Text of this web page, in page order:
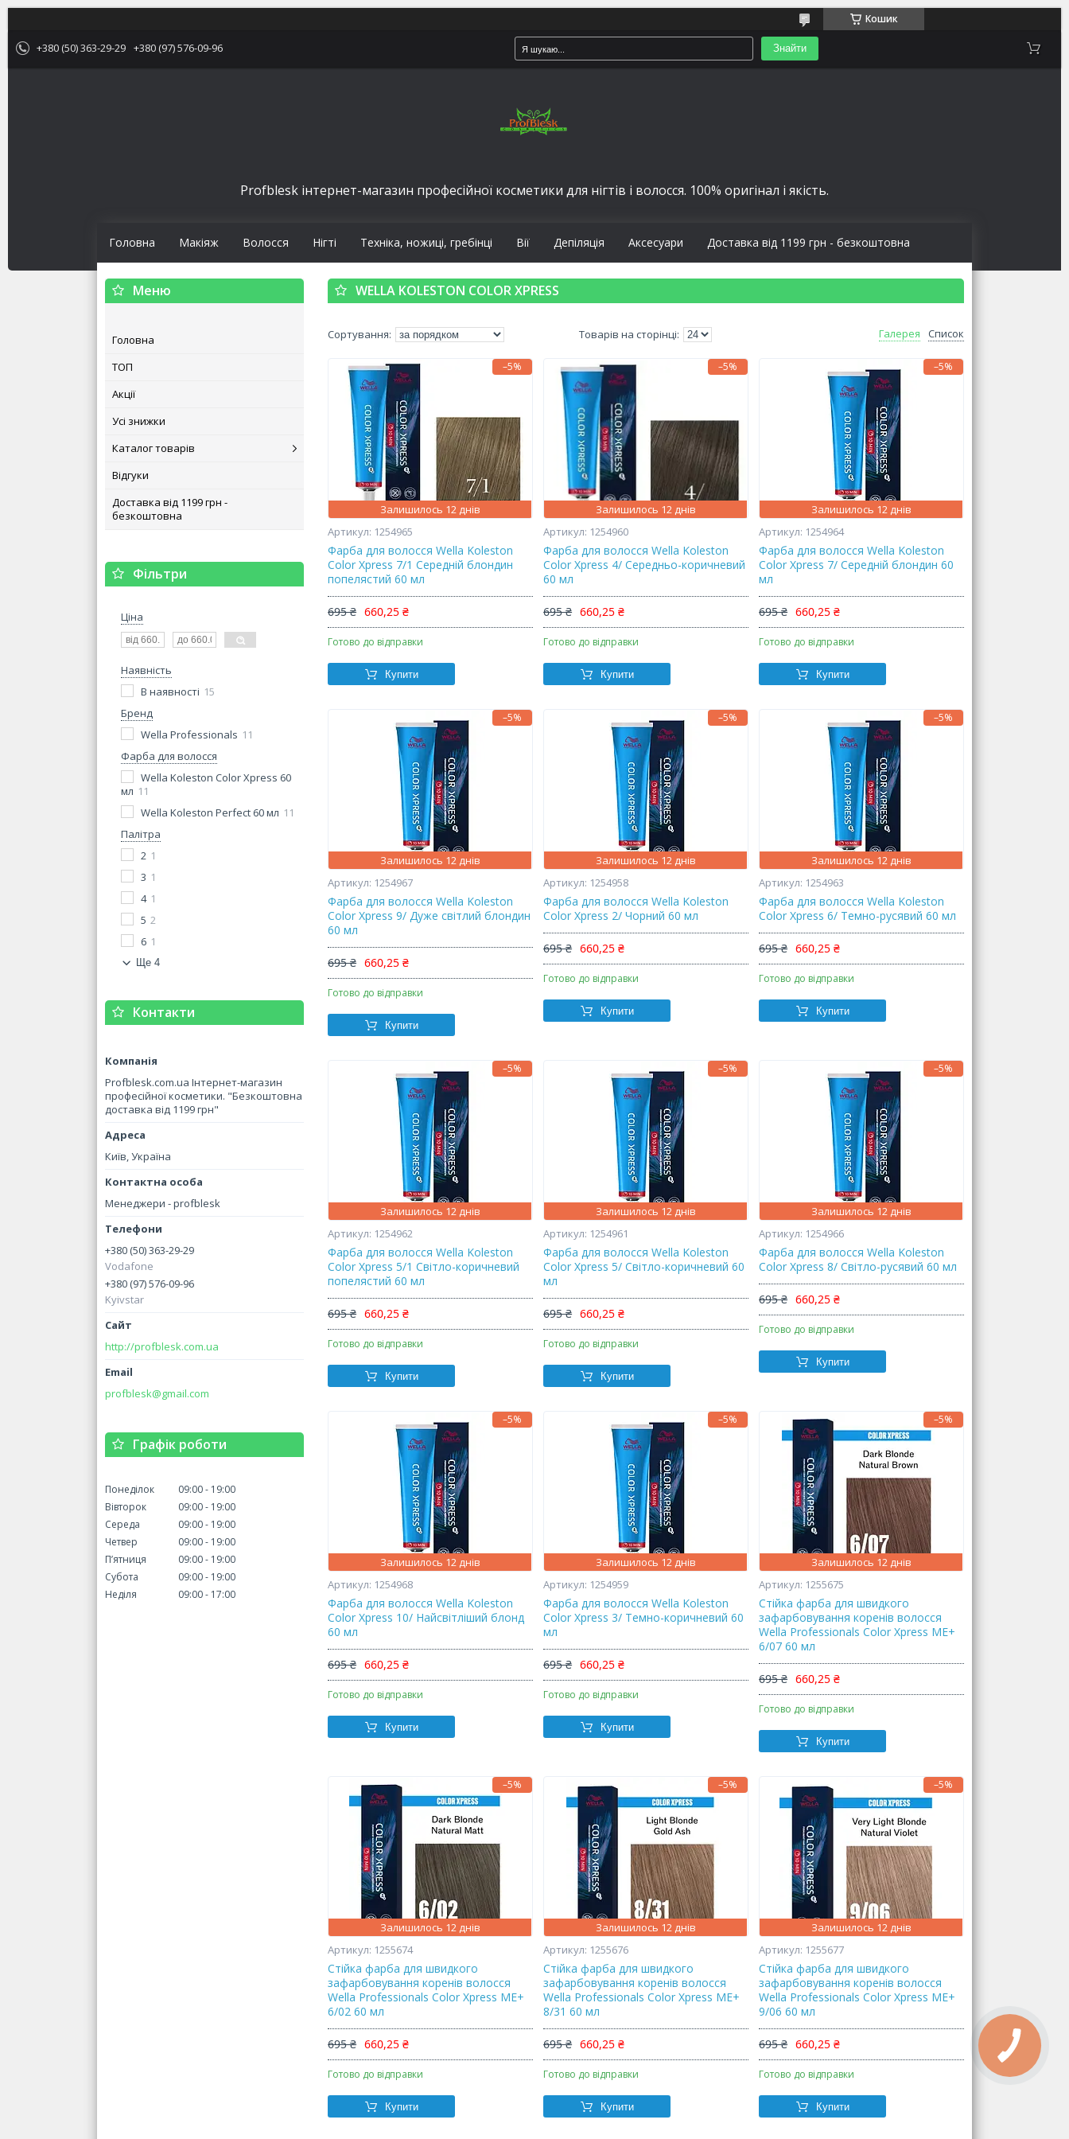
Кошик
+380 (50) 363-29-29 +380 (97) 576-09-96 Знайти
Profblesk інтернет-магазин професійної косметики для нігтів і волосся. 100% оригінал і якість.
Головна Макіяж Волосся Нігті Техніка, ножиці, гребінці Вії Депіляція Аксесуари Доставка від 1199 грн - безкоштовна
Головна
ТОП
Акції
Усі знижки
Каталог товарів
Відгуки
Доставка від 1199 грн -
безкоштовна
Фільтри
Ціна
Наявність
В наявності 15
Бренд
Wella Professionals 11
Фарба для волосся
Wella Koleston Color Xpress 60
мл 11
Wella Koleston Perfect 60 мл 11
Палітра
2 1
3 1
4 1
5 2
6 1
Ще 4
Контакти
Profblesk.com.ua Інтернет-магазин
професійної косметики. "Безкоштовна
доставка від 1199 грн"
Київ, Україна
Менеджери - profblesk
+380 (50) 363-29-29
Vodafone
+380 (97) 576-09-96
Kyivstar
http://profblesk.com.ua
profblesk@gmail.com
Графік роботи
Понеділок 09:00
19:00
Вівторок
09:00
19:00
Середа
09:00
19:00
Четвер
09:00
19:00
Пʼятниця
09:00
19:00
Субота
09:00
19:00
Неділя
09:00 17:00
WELLA KOLESTON COLOR XPRESS
Галерея Список
–5%
Залишилось 12 днів
1254965
Фарба для волосся Wella Koleston
Color Xpress 7/1 Середній блондин
попелястий 60 мл
695 ₴ 660,25 ₴
Готово до відправки
Купити
–5%
Залишилось 12 днів
1254960
Фарба для волосся Wella Koleston
Color Xpress 4/ Середньо-коричневий
60 мл
695 ₴ 660,25 ₴
Готово до відправки
Купити
–5%
Залишилось 12 днів
1254964
Фарба для волосся Wella Koleston
Color Xpress 7/ Середній блондин 60
мл
695 ₴ 660,25 ₴
Готово до відправки
Купити
–5%
Залишилось 12 днів
1254967
Фарба для волосся Wella Koleston
Color Xpress 9/ Дуже світлий блондин
60 мл
695 ₴ 660,25 ₴
Готово до відправки
Купити
–5%
Залишилось 12 днів
1254958
Фарба для волосся Wella Koleston
Color Xpress 2/ Чорний 60 мл
695 ₴ 660,25 ₴
Готово до відправки
Купити
–5%
Залишилось 12 днів
1254963
Фарба для волосся Wella Koleston
Color Xpress 6/ Темно-русявий 60 мл
695 ₴ 660,25 ₴
Готово до відправки
Купити
–5%
Залишилось 12 днів
1254962
Фарба для волосся Wella Koleston
Color Xpress 5/1 Світло-коричневий
попелястий 60 мл
695 ₴ 660,25 ₴
Готово до відправки
Купити
–5%
Залишилось 12 днів
1254961
Фарба для волосся Wella Koleston
Color Xpress 5/ Світло-коричневий 60
мл
695 ₴ 660,25 ₴
Готово до відправки
Купити
–5%
Залишилось 12 днів
1254966
Фарба для волосся Wella Koleston
Color Xpress 8/ Світло-русявий 60 мл
695 ₴ 660,25 ₴
Готово до відправки
Купити
–5%
Залишилось 12 днів
1254968
Фарба для волосся Wella Koleston
Color Xpress 10/ Найсвітліший блонд
60 мл
695 ₴ 660,25 ₴
Готово до відправки
Купити
–5%
Залишилось 12 днів
1254959
Фарба для волосся Wella Koleston
Color Xpress 3/ Темно-коричневий 60
мл
695 ₴ 660,25 ₴
Готово до відправки
Купити
–5%
Залишилось 12 днів
1255675
Стійка фарба для швидкого
зафарбовування коренів волосся
Wella Professionals Color Xpress ME+
6/07 60 мл
695 ₴ 660,25 ₴
Готово до відправки
Купити
–5%
Залишилось 12 днів
1255674
Стійка фарба для швидкого
зафарбовування коренів волосся
Wella Professionals Color Xpress ME+
6/02 60 мл
695 ₴ 660,25 ₴
Готово до відправки
Купити
–5%
Залишилось 12 днів
1255676
Стійка фарба для швидкого
зафарбовування коренів волосся
Wella Professionals Color Xpress ME+
8/31 60 мл
695 ₴ 660,25 ₴
Готово до відправки
Купити
–5%
Залишилось 12 днів
1255677
Стійка фарба для швидкого
зафарбовування коренів волосся
Wella Professionals Color Xpress ME+
9/06 60 мл
695 ₴ 660,25 ₴
Готово до відправки
Купити